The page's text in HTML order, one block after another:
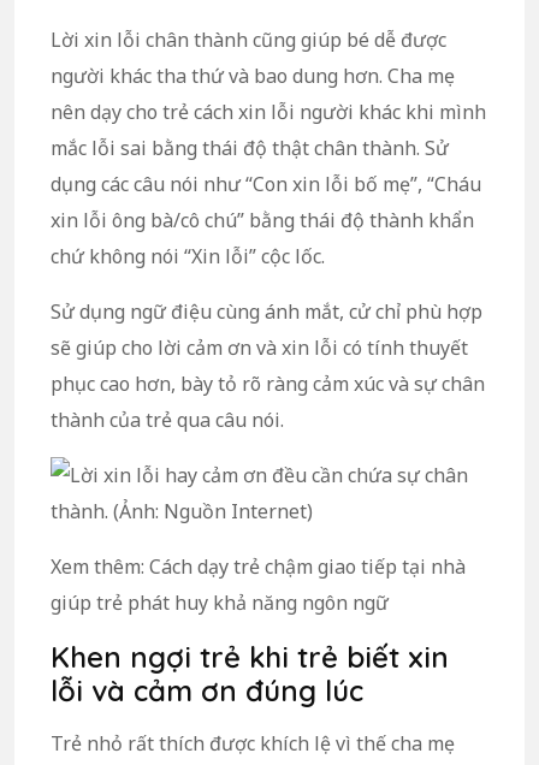
Lời xin lỗi chân thành cũng giúp bé dễ được
người khác tha thứ và bao dung hơn. Cha mẹ
nên dạy cho trẻ cách xin lỗi người khác khi mình
mắc lỗi sai bằng thái độ thật chân thành. Sử
dụng các câu nói như “Con xin lỗi bố mẹ”, “Cháu
xin lỗi ông bà/cô chú” bằng thái độ thành khẩn
chứ không nói “Xin lỗi” cộc lốc.
Sử dụng ngữ điệu cùng ánh mắt, cử chỉ phù hợp
sẽ giúp cho lời cảm ơn và xin lỗi có tính thuyết
phục cao hơn, bày tỏ rõ ràng cảm xúc và sự chân
thành của trẻ qua câu nói.
Xem thêm: Cách dạy trẻ chậm giao tiếp tại nhà
giúp trẻ phát huy khả năng ngôn ngữ
Khen ngợi trẻ khi trẻ biết xin
lỗi và cảm ơn đúng lúc
Trẻ nhỏ rất thích được khích lệ vì thế cha mẹ